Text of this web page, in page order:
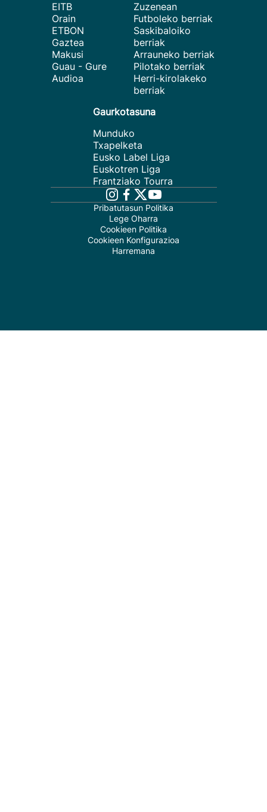
EITB
Orain
ETBON
Gaztea
Makusi
Guau - Gure
Audioa
Zuzenean
Futboleko berriak
Saskibaloiko
berriak
Arrauneko berriak
Pilotako berriak
Herri-kirolakeko
berriak
Gaurkotasuna
Munduko
Txapelketa
Eusko Label Liga
Euskotren Liga
Frantziako Tourra
Pribatutasun Politika
Lege Oharra
Cookieen Politika
Cookieen Konfigurazioa
Harremana